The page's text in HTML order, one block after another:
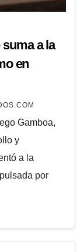
a la
en
Gamboa,
y
a la
por